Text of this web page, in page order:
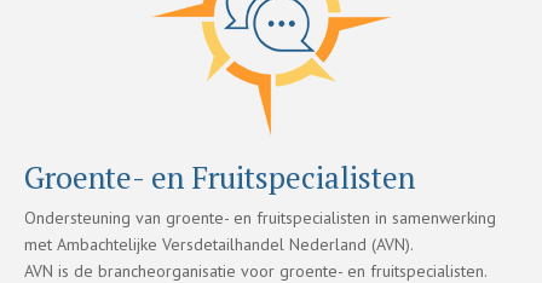
Groente- en Fruitspecialisten
Ondersteuning van groente- en fruitspecialisten in samenwerking
met Ambachtelijke Versdetailhandel Nederland (AVN).
AVN is de brancheorganisatie voor groente- en fruitspecialisten.